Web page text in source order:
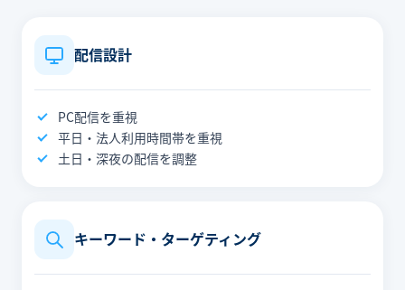
配信設計
PC配信を重視
平日・法人利用時間帯を重視
土日・深夜の配信を調整
キーワード・ターゲティング